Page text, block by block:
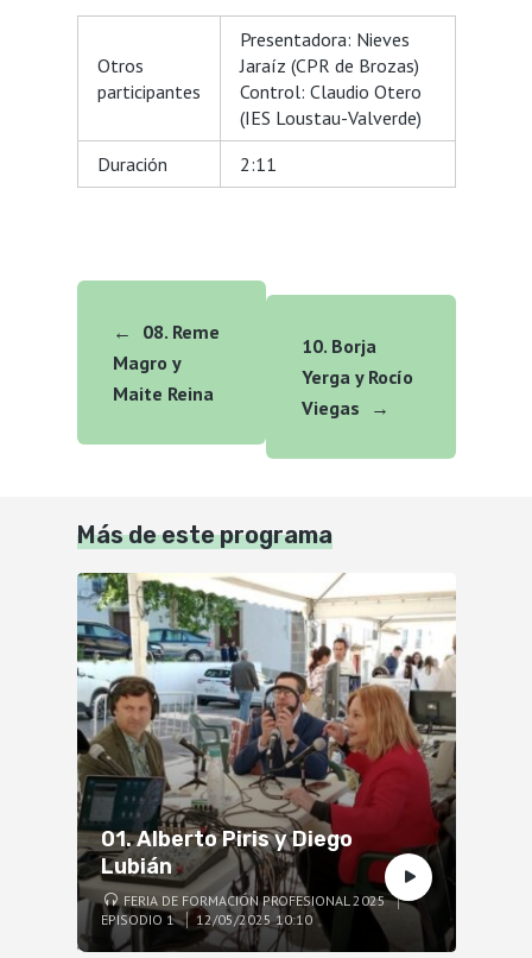
Otros
participantes
Presentadora: Nieves
Jaraíz (CPR de Brozas)
Control: Claudio Otero
(IES Loustau-Valverde)
Duración
2:11
←
08. Reme
Magro y
Maite Reina
10. Borja
Yerga y Rocío
Viegas
→
Más de este programa
01. Alberto Piris y Diego
Lubián
FERIA DE FORMACIÓN PROFESIONAL 2025
EPISODIO 1
12/05/2025 10:10